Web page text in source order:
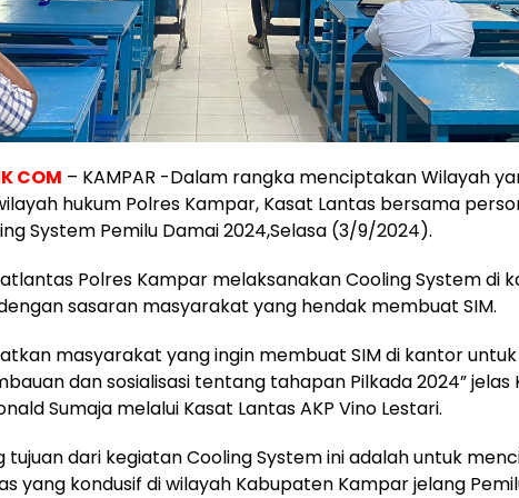
COM – KAMPAR -Dalam rangka menciptakan Wilayah
hukum Polres Kampar, Kasat Lantas bersama
System Pemilu Damai 2024,Selasa (3/9/2024).
Polres Kampar melaksanakan Cooling System di
sasaran masyarakat yang hendak membuat SIM.
masyarakat yang ingin membuat SIM di kantor untuk
dan sosialisasi tentang tahapan Pilkada 2024” jelas
Sumaja melalui Kasat Lantas AKP Vino Lestari.
tujuan dari kegiatan Cooling System ini adalah untuk
yang kondusif di wilayah Kabupaten Kampar jelang